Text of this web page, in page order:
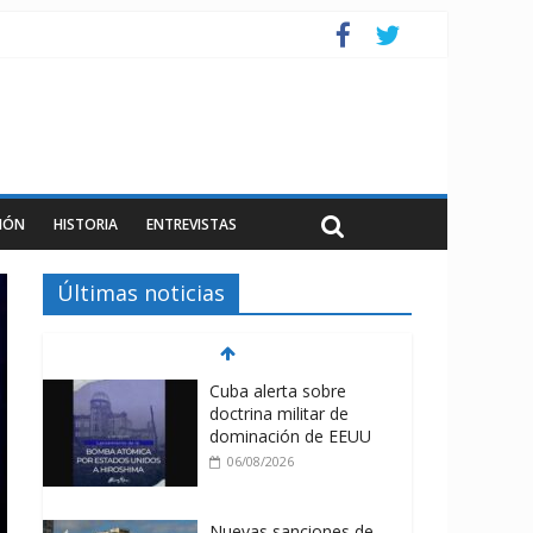
HISTORIA ENTREVISTAS
Últimas noticias
Cuba alerta sobre
doctrina militar de
dominación de EEUU
06/08/2026